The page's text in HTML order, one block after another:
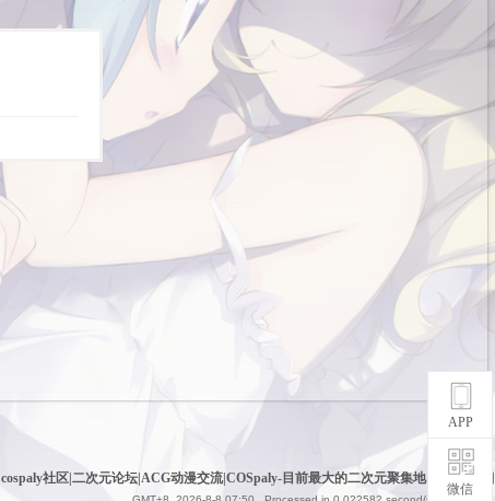
cospaly社区|二次元论坛|ACG动漫交流|COSpaly-目前最大的二次元聚集地 网站地图
APP
微信